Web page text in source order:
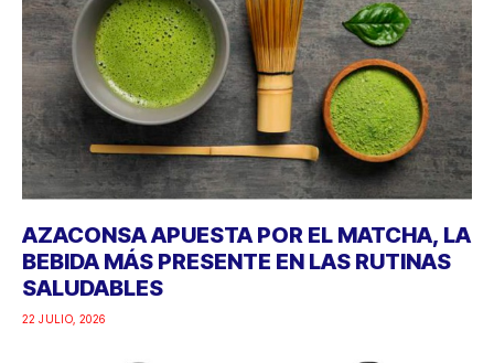
AZACONSA APUESTA POR EL MATCHA, LA
BEBIDA MÁS PRESENTE EN LAS RUTINAS
SALUDABLES
22 JULIO, 2026